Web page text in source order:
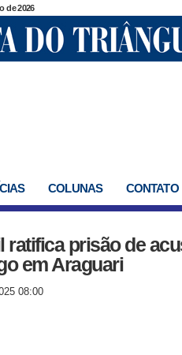
de 2026
COLUNAS CONTATO
ratifica prisão de
em Araguari
08:00